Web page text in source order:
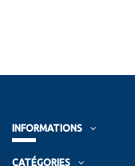
INFORMATIONS
CATÉGORIES